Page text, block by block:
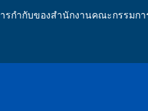
กำกับของสำนักงานคณะกรรม